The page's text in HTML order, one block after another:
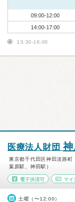
09:00-12:00
14:00-17:00
13:30-16:00
医療法人財団
東京都千代田区神田淡路町
葉原駅、神田駅）
電子決済可 マイ
土曜（〜12:00）